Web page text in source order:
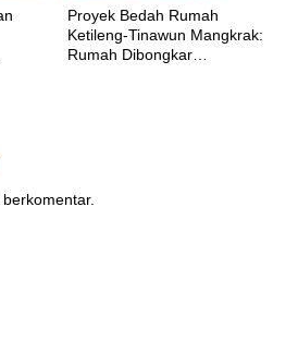
Proyek Bedah Rumah
Ketileng-Tinawun Mangkrak:
Rumah Dibongkar